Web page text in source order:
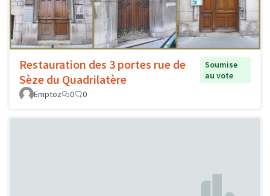
Restauration des 3 portes rue de
Sèze du Quadrilatère
Soumise
au vote
Emptoz
0 0